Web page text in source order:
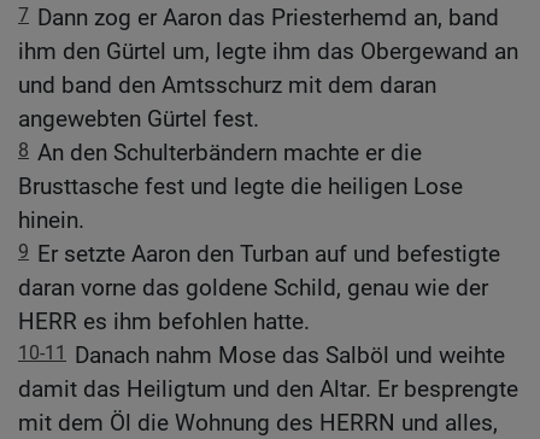
7 Dann zog er Aaron das Priesterhemd an, band
ihm den Gürtel um, legte ihm das Obergewand an
und band den Amtsschurz mit dem daran
angewebten Gürtel fest.
8 An den Schulterbändern machte er die
Brusttasche fest und legte die heiligen Lose
hinein.
9 Er setzte Aaron den Turban auf und befestigte
daran vorne das goldene Schild, genau wie der
HERR es ihm befohlen hatte.
10-11
Danach nahm Mose das Salböl und weihte
damit das Heiligtum und den Altar. Er besprengte
mit dem Öl die Wohnung des HERRN und alles,